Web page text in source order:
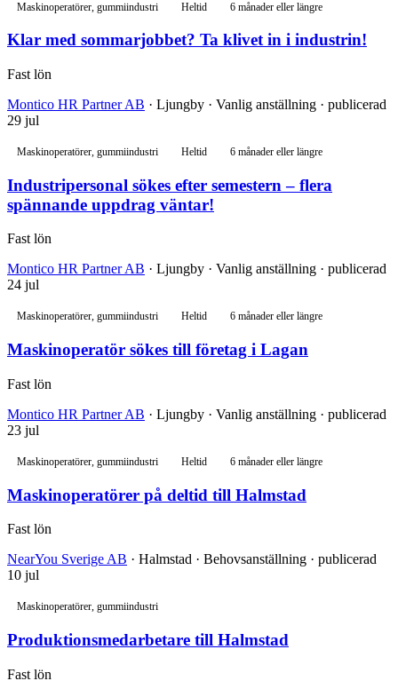
Maskinoperatörer, gummiindustri Heltid 6 månader eller längre
Klar med sommarjobbet? Ta klivet in i industrin!
Fast lön
Montico HR Partner AB · Ljungby · Vanlig anställning · publicerad
29 jul
Maskinoperatörer, gummiindustri Heltid 6 månader eller längre
Industripersonal sökes efter semestern – flera
spännande uppdrag väntar!
Fast lön
Montico HR Partner AB · Ljungby · Vanlig anställning · publicerad
24 jul
Maskinoperatörer, gummiindustri Heltid 6 månader eller längre
Maskinoperatör sökes till företag i Lagan
Fast lön
Montico HR Partner AB · Ljungby · Vanlig anställning · publicerad
23 jul
Maskinoperatörer, gummiindustri Heltid 6 månader eller längre
Maskinoperatörer på deltid till Halmstad
Fast lön
NearYou Sverige AB · Halmstad · Behovsanställning · publicerad
10 jul
Maskinoperatörer, gummiindustri
Produktionsmedarbetare till Halmstad
Fast lön